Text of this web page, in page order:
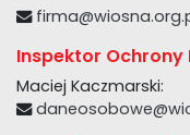
Inspektor
Maciej Kaczmarski: